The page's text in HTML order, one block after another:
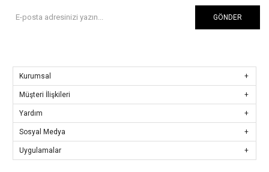
GÖNDER
Kurumsal
Müşteri İlişkileri
Yardım
Sosyal Medya
Uygulamalar